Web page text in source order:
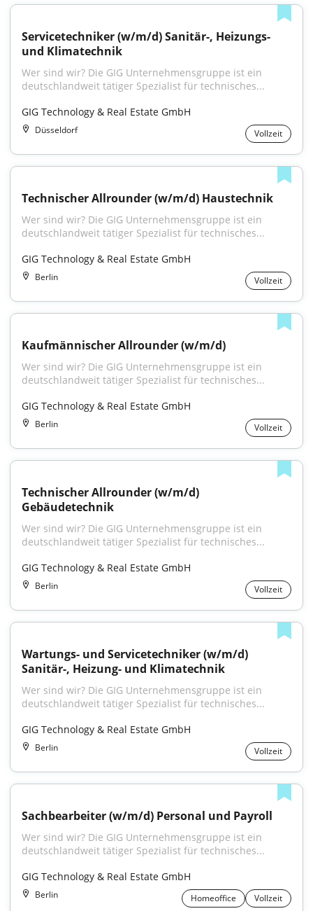
Servicetechniker (w/m/d) Sanitär-, Heizungs-
und Klimatechnik
Wer sind wir? Die GIG Unternehmensgruppe ist ein
deutschlandweit tätiger Spezialist für technisches...
GIG Technology & Real Estate GmbH
Düsseldorf Vollzeit
Technischer Allrounder (w/m/d) Haustechnik
Wer sind wir? Die GIG Unternehmensgruppe ist ein
deutschlandweit tätiger Spezialist für technisches...
GIG Technology & Real Estate GmbH
Berlin Vollzeit
Kaufmännischer Allrounder (w/m/d)
Wer sind wir? Die GIG Unternehmensgruppe ist ein
deutschlandweit tätiger Spezialist für technisches...
GIG Technology & Real Estate GmbH
Berlin Vollzeit
Technischer Allrounder (w/m/d)
Gebäudetechnik
Wer sind wir? Die GIG Unternehmensgruppe ist ein
deutschlandweit tätiger Spezialist für technisches...
GIG Technology & Real Estate GmbH
Berlin Vollzeit
Wartungs- und Servicetechniker (w/m/d)
Sanitär-, Heizung- und Klimatechnik
Wer sind wir? Die GIG Unternehmensgruppe ist ein
deutschlandweit tätiger Spezialist für technisches...
GIG Technology & Real Estate GmbH
Berlin Vollzeit
Sachbearbeiter (w/m/d) Personal und Payroll
Wer sind wir? Die GIG Unternehmensgruppe ist ein
deutschlandweit tätiger Spezialist für technisches...
GIG Technology & Real Estate GmbH
Berlin Homeoffice Vollzeit